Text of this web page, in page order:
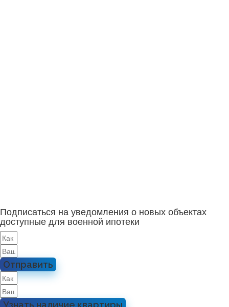
Подписаться на уведомления о новых объектах
доступные для военной ипотеки
Отправить
Узнать наличие квартиры